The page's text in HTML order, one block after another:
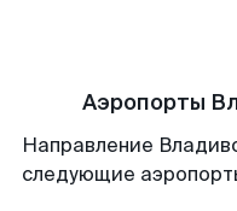
Аэропорты
Направление
следующие